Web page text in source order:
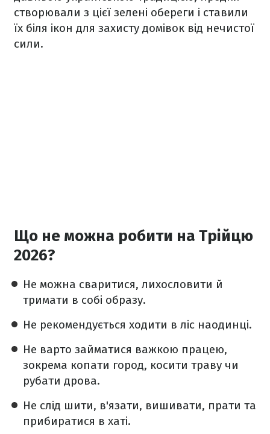
створювали з цієї зелені обереги і ставили
їх біля ікон для захисту домівок від нечистої
сили.
Що не можна робити на Трійцю
2026?
Не можна сваритися, лихословити й
тримати в собі образу.
Не рекомендується ходити в ліс наодинці.
Не варто займатися важкою працею,
зокрема копати город, косити траву чи
рубати дрова.
Не слід шити, в'язати, вишивати, прати та
прибиратися в хаті.